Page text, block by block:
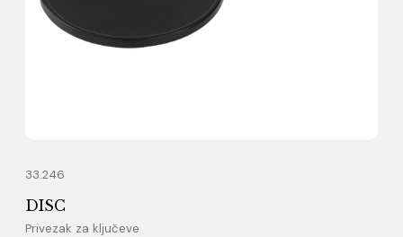
33.246
DISC
Privezak za ključeve